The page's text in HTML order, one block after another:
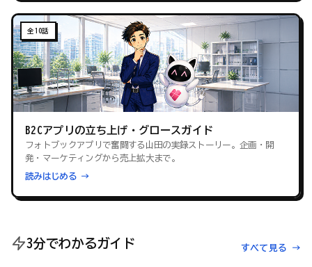
全10話
B2Cアプリの立ち上げ・グロースガイド
フォトブックアプリで奮闘する山田の実録ストーリー。企画・開
発・マーケティングから売上拡大まで。
読みはじめる →
3分でわかるガイド すべて見る →